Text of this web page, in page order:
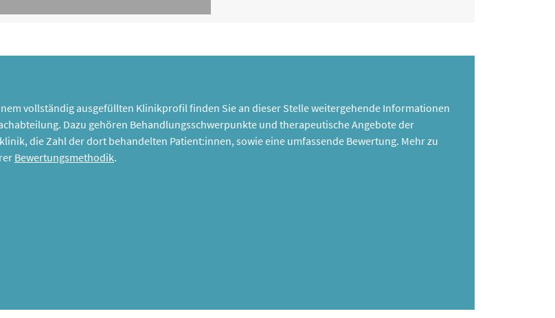
vollständig ausgefüllten Klinikprofil finden Sie an dieser Stelle weitergehende Informationen
Dazu gehören Behandlungsschwerpunkte und therapeutische Angebote der
die Zahl der dort behandelten Patient:innen, sowie eine umfassende Bewertung. Mehr zu
Bewertungsmethodik.